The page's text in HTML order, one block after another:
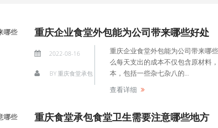
重庆企业食堂外包能为公司带来哪些好处
2022-08-16
BY重庆食堂承包
重庆企业食堂外包能为公司带来哪
么每天支出的成本不仅包含原材料
本，包括一些杂七杂八的...
查看详细
重庆食堂承包食堂卫生需要注意哪些地方